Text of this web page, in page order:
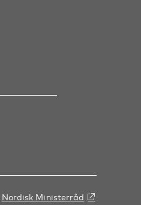
Nordisk Ministerråd